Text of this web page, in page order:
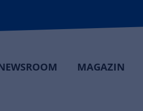
MAGAZIN